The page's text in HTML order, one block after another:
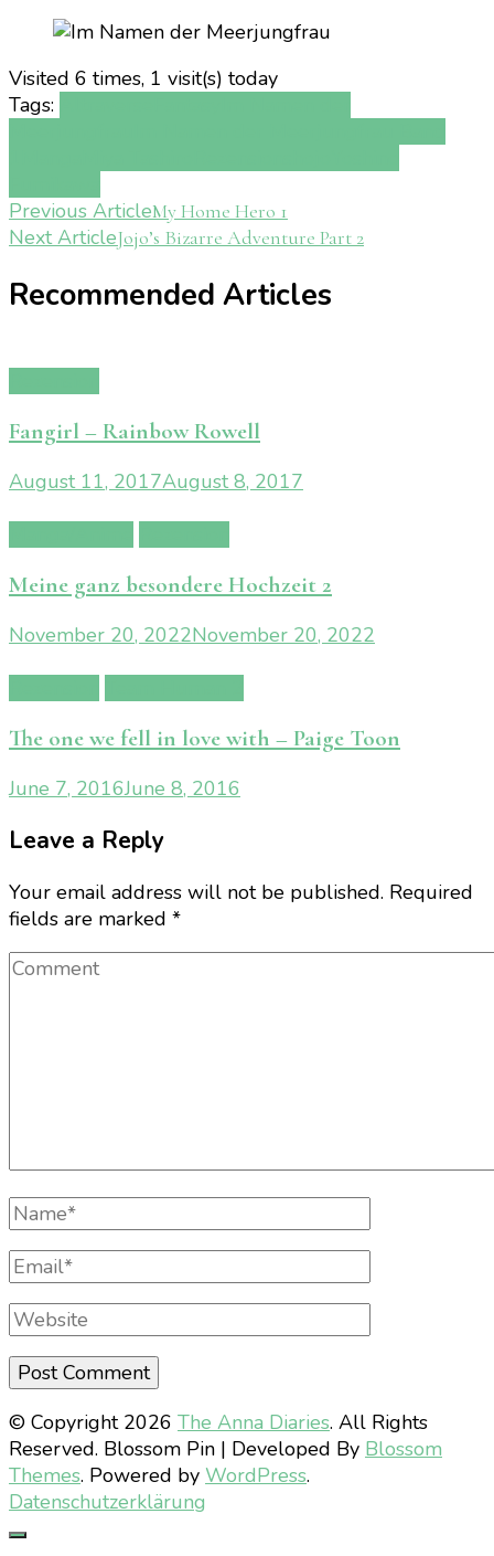
Visited 6 times, 1 visit(s) today
Tags:
Post
Navigation
Previous ArticleMy Home Hero 1
Next ArticleJojo’s Bizarre Adventure Part 2
Recommended Articles
Fangirl – Rainbow Rowell
August 11, 2017August 8, 2017
Meine ganz besondere Hochzeit 2
November 20, 2022November 20, 2022
The one we fell in love with – Paige Toon
June 7, 2016June 8, 2016
Leave a Reply
Your email address will not be published. Required
fields are marked *
Comment
Full
Name
Email
Website
© Copyright 2026 The Anna Diaries. All Rights
Reserved. Blossom Pin | Developed By Blossom
Themes. Powered by WordPress.
Datenschutzerklärung